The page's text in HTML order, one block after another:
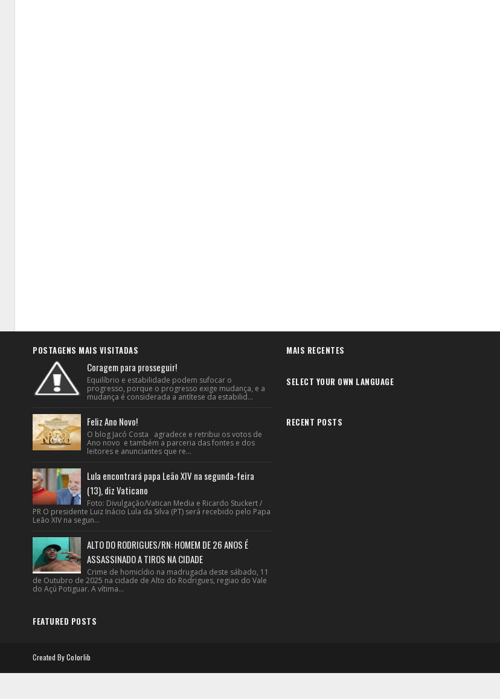
POSTAGENS MAIS VISITADAS
Coragem para prosseguir!
Equilíbrio e estabilidade podem sufocar o
progresso, porque o progresso exige mudança, e a
mudança é considerada a antítese da estabilid...
Feliz Ano Novo!
O blog Jacó Costa agradece e retribui os votos de
Ano novo e também a parceria das fontes e dos
leitores e anunciantes que re...
Lula encontrará papa Leão XIV na segunda-feira
(13), diz Vaticano
Foto: Divulgação/Vatican Media e Ricardo Stuckert /
PR O presidente Luiz Inácio Lula da Silva (PT) será recebido pelo Papa
Leão XIV na segun...
ALTO DO RODRIGUES/RN: HOMEM DE 26 ANOS É
ASSASSINADO A TIROS NA CIDADE
Crime de homicídio na madrugada deste sábado, 11
de Outubro de 2025 na cidade de Alto do Rodrigues, regiao do Vale
do Açú Potiguar. A vítima...
FEATURED POSTS
MAIS RECENTES
SELECT YOUR OWN LANGUAGE
RECENT POSTS
Created ByColorlib